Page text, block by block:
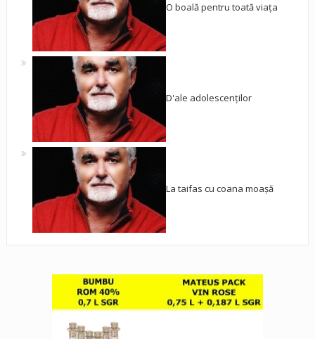
O boală pentru toată viața
D'ale adolescenților
La taifas cu coana moașă